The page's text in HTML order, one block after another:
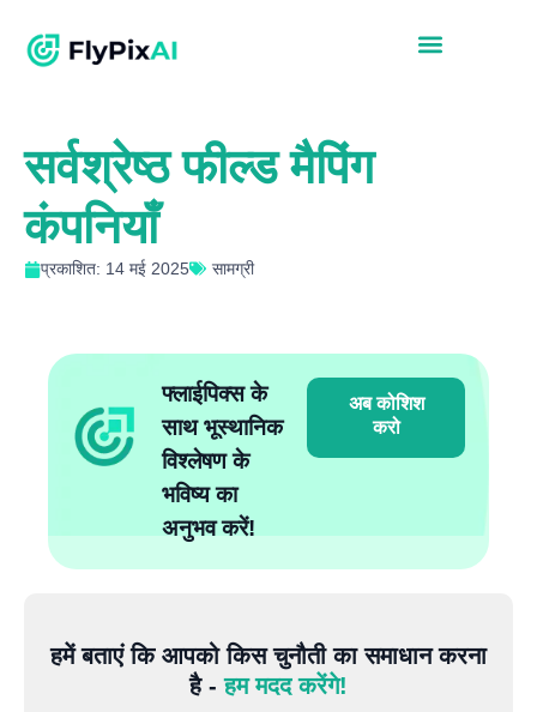
सर्वश्रेष्ठ फील्ड मैपिंग
कंपनियाँ
प्रकाशित: 14 मई 2025 सामग्री
फ्लाईपिक्स के
साथ भूस्थानिक
विश्लेषण के
भविष्य का
अनुभव करें!
अब कोशिश
करो
हमें बताएं कि आपको किस चुनौती का समाधान करना
है -हम मदद करेंगे!